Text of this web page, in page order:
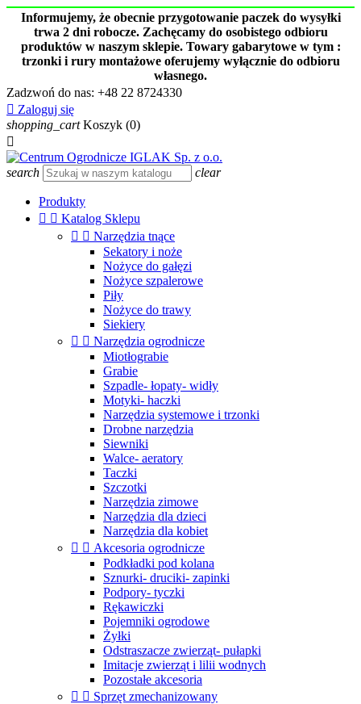
Informujemy, że obecnie przygotowanie paczek do wysyłki
trwa 2 dni robocze. Zachęcamy do osobistego odbioru
produktów w naszym sklepie. Towary gabarytowe w tym :
trzonki i rury montażowe oferujemy wyłącznie do odbioru
własnego.
Zadzwoń do nas: +48 22 8724330
 Zaloguj się
shopping_cart Koszyk (0)

search clear
Produkty
  Katalog Sklepu
  Narzędzia tnące
Sekatory i noże
Nożyce do gałęzi
Nożyce szpalerowe
Piły
Nożyce do trawy
Siekiery
  Narzędzia ogrodnicze
Miotłograbie
Grabie
Szpadle- łopaty- widły
Motyki- haczki
Narzędzia systemowe i trzonki
Drobne narzędzia
Siewniki
Walce- aeratory
Taczki
Szczotki
Narzędzia zimowe
Narzędzia dla dzieci
Narzędzia dla kobiet
  Akcesoria ogrodnicze
Podkładki pod kolana
Sznurki- druciki- zapinki
Podpory- tyczki
Rękawiczki
Pojemniki ogrodowe
Żyłki
Odstraszacze zwierząt- pułapki
Imitacje zwierząt i lilii wodnych
Pozostałe akcesoria
  Sprzęt zmechanizowany